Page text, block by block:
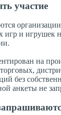
участие
игр и игрушек
на
без
анкеты не